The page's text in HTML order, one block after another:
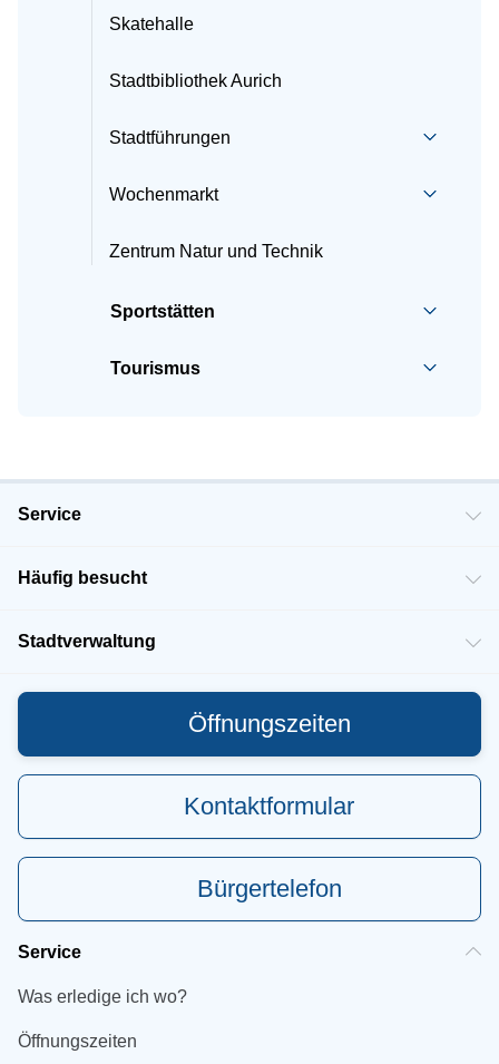
Skatehalle
Stadtbibliothek Aurich
Stadtführungen
Wochenmarkt
Zentrum Natur und Technik
Sportstätten
Tourismus
Service
Häufig besucht
Stadtverwaltung
Öffnungszeiten
Kontaktformular
Bürgertelefon
Service
Was erledige ich wo?
Öffnungszeiten